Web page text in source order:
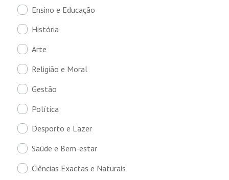
Ensino e Educação
História
Arte
Religião e Moral
Gestão
Política
Desporto e Lazer
Saúde e Bem-estar
Ciências Exactas e Naturais